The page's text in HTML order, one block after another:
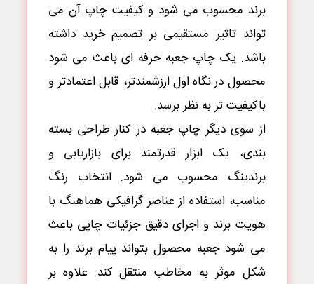
برند محسوب می شود و کیفیت چاپ آن می
تواند تاثیر مستقیمی بر تصمیم خرید داشته
باشد. یک چاپ جعبه حرفه ای باعث می شود
محصول در نگاه اول ارزشمندتر، قابل اعتمادتر و
باکیفیت تر به نظر برسد.
از سوی دیگر چاپ جعبه در کنار طراحی بسته
بندی، یک ابزار قدرتمند برای بازاریابی و
برندینگ محسوب می شود. انتخاب رنگ
مناسب، استفاده از عناصر گرافیکی هماهنگ با
هویت برند و اجرای دقیق جزئیات چاپی باعث
می شود جعبه محصول بتواند پیام برند را به
شکل موثر به مخاطب منتقل کند. علاوه بر